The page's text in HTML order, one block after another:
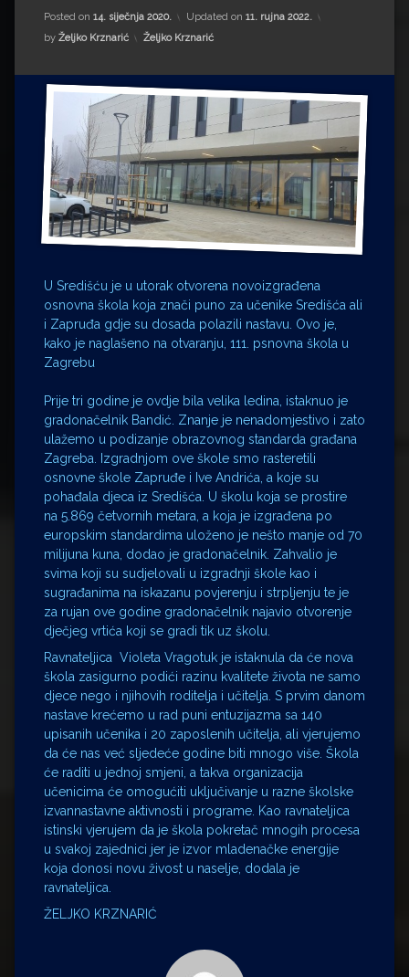
Drugi autori
Drugi autori
Matea Andrić
Ljiljana Lekanić-Kljaić
Željko Krznarić
Mario Lovreković
Posted on 14. siječnja 2020. Updated on 11. rujna 2022.
by Željko Krznarić Kategorije:
Željko Krznarić
U Središću je u utorak otvorena novoizgrađena
osnovna škola koja znači puno za učenike Središća ali
i Zapruđa gdje su dosada polazili nastavu. Ovo je,
kako je naglašeno na otvaranju, 111. psnovna škola u
Zagrebu
Prije tri godine je ovdje bila velika ledina, istaknuo je
gradonačelnik Bandić. Znanje je nenadomjestivo i zato
ulažemo u podizanje obrazovnog standarda građana
Zagreba. Izgradnjom ove škole smo rasteretili
osnovne škole Zapruđe i Ive Andrića, a koje su
pohađala djeca iz Središća. U školu koja se prostire
na 5.869 četvornih metara, a koja je izgrađena po
europskim standardima uloženo je nešto manje od 70
milijuna kuna, dodao je gradonačelnik. Zahvalio je
svima koji su sudjelovali u izgradnji škole kao i
sugrađanima na iskazanu povjerenju i strpljenju te je
za rujan ove godine gradonačelnik najavio otvorenje
dječjeg vrtića koji se gradi tik uz školu.
Ravnateljica Violeta Vragotuk je istaknula da će nova
škola zasigurno podići razinu kvalitete života ne samo
djece nego i njihovih roditelja i učitelja. S prvim danom
nastave krećemo u rad puni entuzijazma sa 140
upisanih učenika i 20 zaposlenih učitelja, ali vjerujemo
da će nas već sljedeće godine biti mnogo više. Škola
će raditi u jednoj smjeni, a takva organizacija
učenicima će omogućiti uključivanje u razne školske
izvannastavne aktivnosti i programe. Kao ravnateljica
istinski vjerujem da je škola pokretač mnogih procesa
u svakoj zajednici jer je izvor mladenačke energije
koja donosi novu živost u naselje, dodala je
ravnateljica.
ŽELJKO KRZNARIĆ